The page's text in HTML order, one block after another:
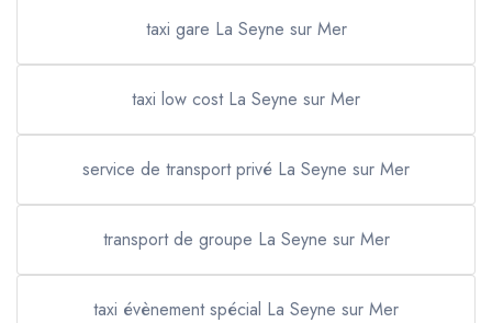
taxi gare La Seyne sur Mer
taxi low cost La Seyne sur Mer
service de transport privé La Seyne sur Mer
transport de groupe La Seyne sur Mer
taxi évènement spécial La Seyne sur Mer